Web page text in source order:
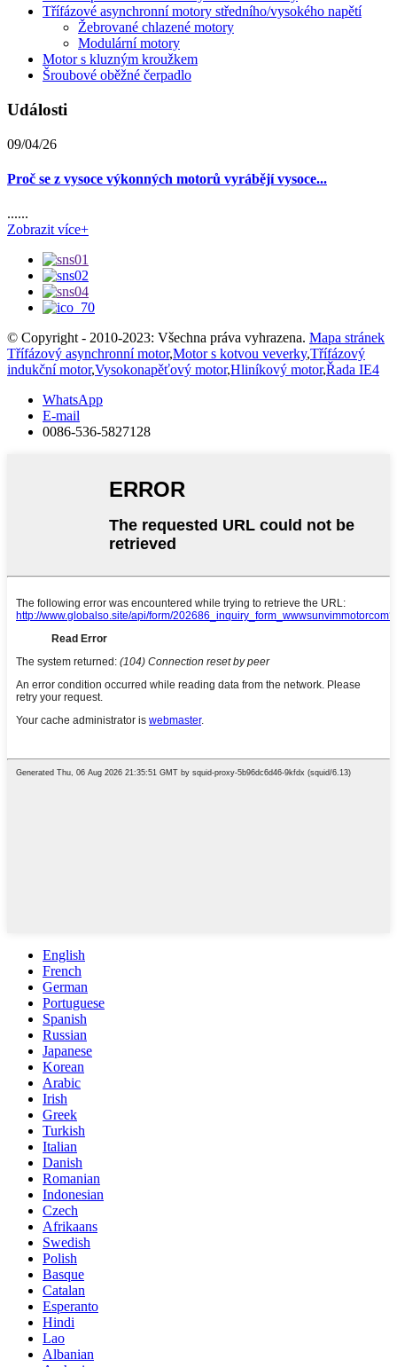
Třífázové asynchronní motory středního/vysokého napětí
Žebrované chlazené motory
Modulární motory
Motor s kluzným kroužkem
Šroubové oběžné čerpadlo
Události
09/04/26
Proč se z vysoce výkonných motorů vyrábějí vysoce...
......
Zobrazit více+
© Copyright - 2010-2023: Všechna práva vyhrazena. Mapa stránek
Třífázový asynchronní motor,Motor s kotvou veverky,Třífázový
indukční motor,Vysokonapěťový motor,Hliníkový motor,Řada IE4
WhatsApp
E-mail
0086-536-5827128
English
French
German
Portuguese
Spanish
Russian
Japanese
Korean
Arabic
Irish
Greek
Turkish
Italian
Danish
Romanian
Indonesian
Czech
Afrikaans
Swedish
Polish
Basque
Catalan
Esperanto
Hindi
Lao
Albanian